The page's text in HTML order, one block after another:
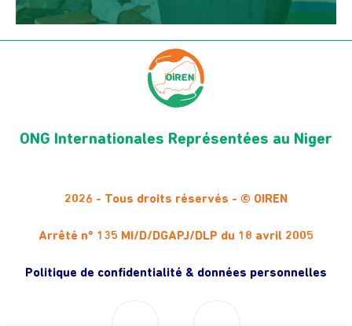
ONG Internationales Représentées au Niger
2026 - Tous droits réservés - © OIREN
Arrêté n° 135 MI/D/DGAPJ/DLP du 18 avril 2005
Politique de confidentialité & données personnelles